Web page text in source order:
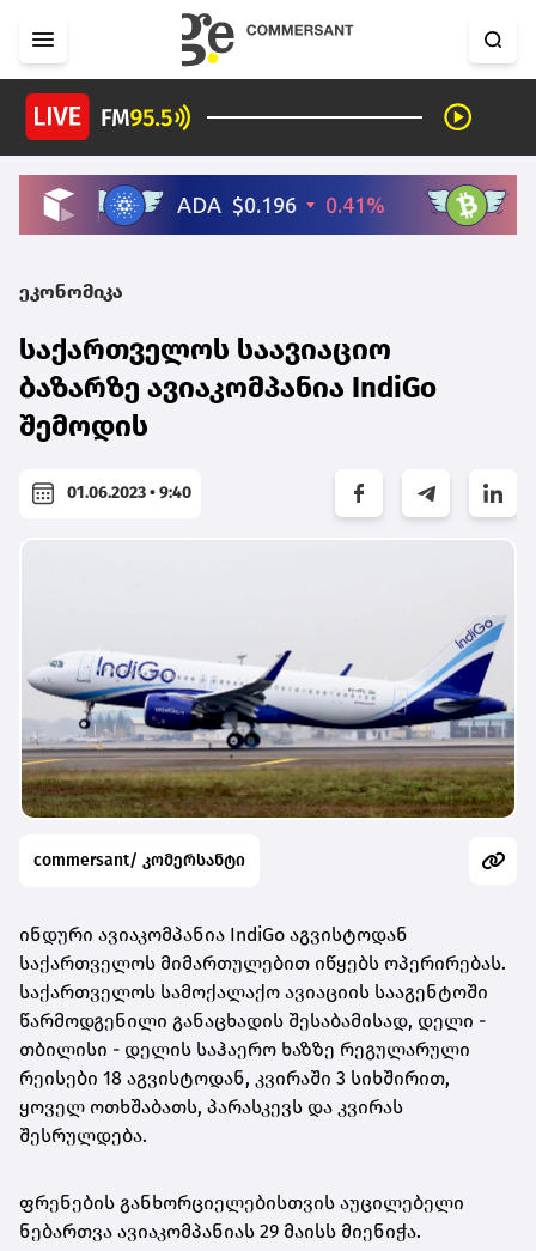
ეკონომიკა
საქართველოს საავიაციო
ბაზარზე ავიაკომპანია IndiGo
შემოდის
01.06.2023 • 9:40
commersant/ კომერსანტი
ინდური ავიაკომპანია IndiGo აგვისტოდან
საქართველოს მიმართულებით იწყებს ოპერირებას.
საქართველოს სამოქალაქო ავიაციის სააგენტოში
წარმოდგენილი განაცხადის შესაბამისად, დელი -
თბილისი - დელის საჰაერო ხაზზე რეგულარული
რეისები 18 აგვისტოდან, კვირაში 3 სიხშირით,
ყოველ ოთხშაბათს, პარასკევს და კვირას
შესრულდება.
ფრენების განხორციელებისთვის აუცილებელი
ნებართვა ავიაკომპანიას 29 მაისს მიენიჭა.